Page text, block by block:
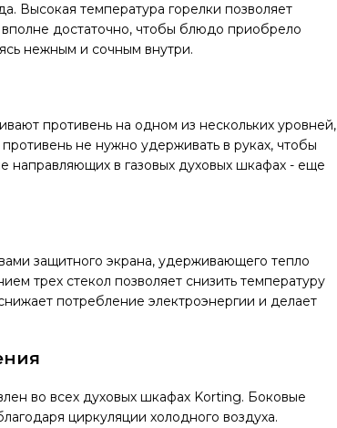
Высокая температура горелки позволяет
вполне достаточно, чтобы блюдо приобрело
нежным и сочным внутри.
противень на одном из нескольких уровней,
не нужно удерживать в руках, чтобы
направляющих в газовых духовых шкафах - еще
защитного экрана, удерживающего тепло
трех стекол позволяет снизить температуру
потребление электроэнергии и делает
во всех духовых шкафах Korting. Боковые
циркуляции холодного воздуха.